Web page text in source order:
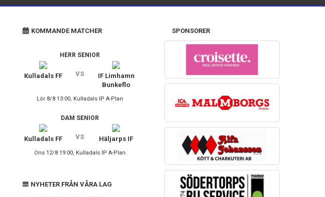
KOMMANDE MATCHER
HERR SENIOR
Kulladals FF vs
IF Limhamn
Bunkeflo
Lör 8/8 13:00, Kulladals IP A-Plan
DAM SENIOR
Kulladals FF vs Häljarps IF
Ons 12/8 19:00, Kulladals IP A-Plan
NYHETER FRÅN VÅRA LAG
SPONSORER